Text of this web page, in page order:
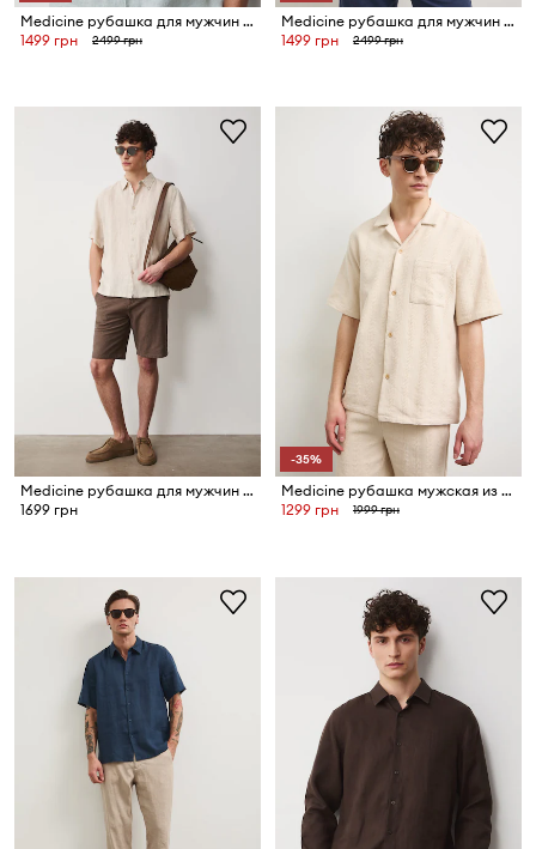
Medicine рубашка для мужчин из льна
1499 грн
2499 грн
Medicine рубашка для мужчин из льна
1499 грн
2499 грн
Medicine рубашка для мужчин из льна
1699 грн
-35%
Medicine рубашка мужская из хлопка
1299 грн
1999 грн